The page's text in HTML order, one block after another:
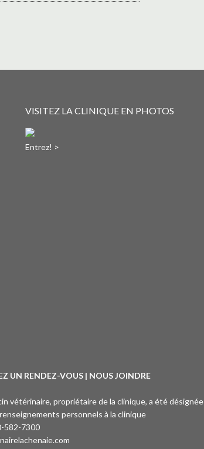
VISITEZ LA CLINIQUE EN PHOTOS
Entrez! >
UN RENDEZ-VOUS| NOUS JOINDRE
vétérinaire, propriétaire de la clinique, a été désignée
personnels à la clinique
582-7300